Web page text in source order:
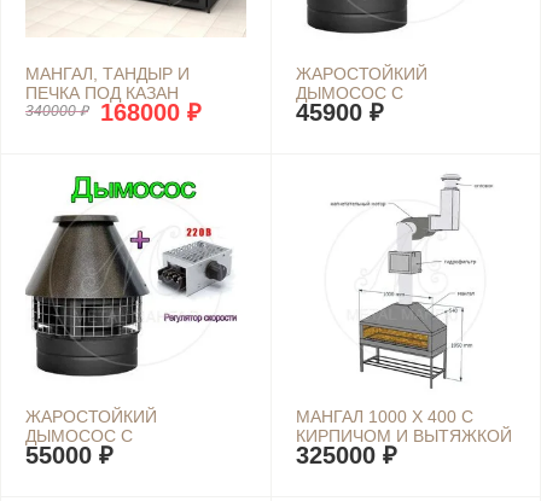
МАНГАЛ, ТАНДЫР И
ПЕЧКА ПОД КАЗАН
"ШЕФ-8"
340000 ₽ 168000 ₽
ЖАРОСТОЙКИЙ
ДЫМОСОС С
РЕГУЛЯТОРОМ ДЛЯ
ВЕНТИЛЯТОР ВК-300 2500
45900 ₽
ЖАРОСТОЙКИЙ
ДЫМОСОС С
РЕГУЛЯТОРОМ ДЛЯ
55000 ₽
МАНГАЛ 1000 Х 400 С
КИРПИЧОМ И ВЫТЯЖКОЙ
325000 ₽